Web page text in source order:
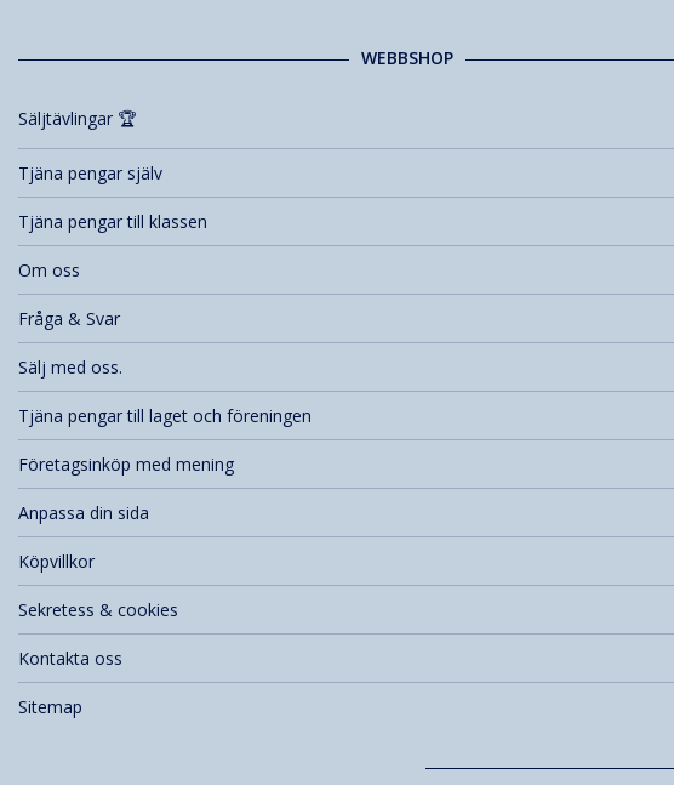
WEBBSHOP
Säljtävlingar 🏆
Tjäna pengar själv
Tjäna pengar till klassen
Om oss
Fråga & Svar
Sälj med oss.
Tjäna pengar till laget och föreningen
Företagsinköp med mening
Anpassa din sida
Köpvillkor
Sekretess & cookies
Kontakta oss
Sitemap